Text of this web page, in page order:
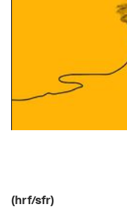
(hrf/sfr)